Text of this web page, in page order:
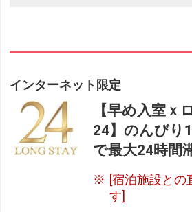
インターネット限定
【早め入室ｘ
24】のんびり
で最大24時間
[宿泊施設との
す]